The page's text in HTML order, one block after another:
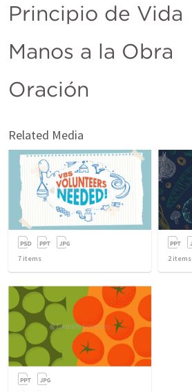
Principio de Vida
Manos a la Obra
Oración
Related Media
7 items 2items